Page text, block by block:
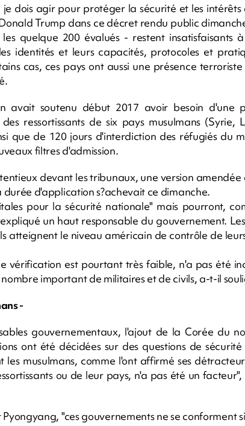
dois agir pour protéger la sécurité et les intérêts
Trump dans ce décret rendu public
quelque 200 évalués - restent insatisfaisants
identités et leurs capacités, protocoles et
cas, ces pays ont aussi une présence
avait soutenu début 2017 avoir besoin d'une
ressortissants de six pays musulmans (Syrie,
que de 120 jours d'interdiction des réfugiés du
filtres d'admission.
devant les tribunaux, une version
durée d'application s?achevait ce dimanche.
pour la sécurité nationale" mais pourront,
un haut responsable du gouvernement.
atteignent le niveau américain de contrôle de
vérification est pourtant très faible, n'a pas été
important de militaires et de civils, a-t-il
-
gouvernementaux, l'ajout de la Corée du
ont été décidées sur des questions de
les musulmans, comme l'ont affirmé ses
ou de leur pays, n'a pas été un
"ces gouvernements ne se conforment